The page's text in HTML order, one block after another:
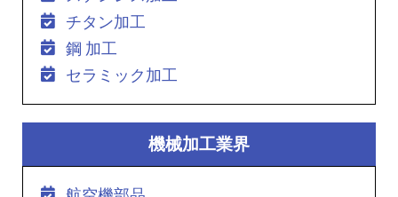
チタン加工
鋼 加工
セラミック加工
機械加工業界